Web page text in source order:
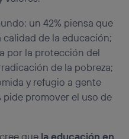
un 42% piensa que
calidad de la educación;
por la protección del
de la pobreza;
y refugio a gente
pide promover el uso de
que la educación en